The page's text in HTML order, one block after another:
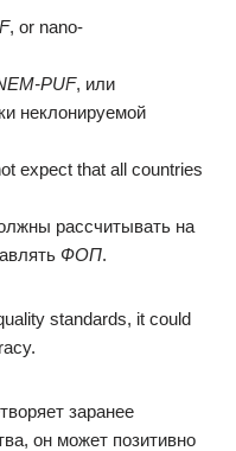
, or nano-
PUF, или
неклонируемой
expect that all countries
рассчитывать на
ФОП.
standards, it could
заранее
он может позитивно